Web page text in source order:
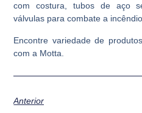
com costura, tubos de aço
válvulas para combate a
Encontre variedade de
com a Motta.
Anterior